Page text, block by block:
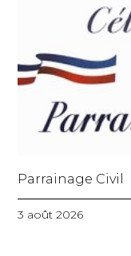
Parrainage Civil
3 août 2026